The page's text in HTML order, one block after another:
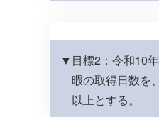
目標2：令和10
暇の取得日数を
以上とする。